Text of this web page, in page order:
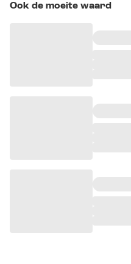
Ook de moeite waard